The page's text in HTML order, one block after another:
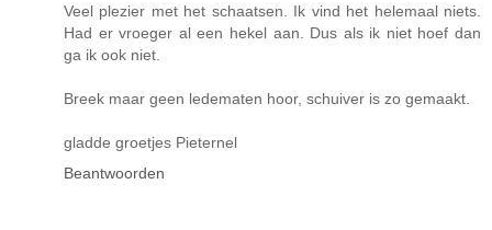
Veel plezier met het schaatsen. Ik vind het helemaal niets.
Had er vroeger al een hekel aan. Dus als ik niet hoef dan
ga ik ook niet.
Breek maar geen ledematen hoor, schuiver is zo gemaakt.
gladde groetjes Pieternel
Beantwoorden